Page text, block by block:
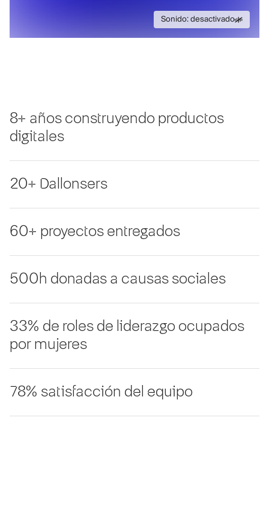
Sonido: desactivado
Sonido:
8+ años construyendo productos
digitales
20+ Dallonsers
60+ proyectos entregados
500h donadas a causas sociales
33% de roles de liderazgo ocupados
por mujeres
78% satisfacción del equipo